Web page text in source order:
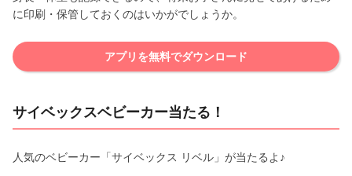
に印刷・保管しておくのはいかがでしょうか。
アプリを無料でダウンロード
サイベックスベビーカー当たる！
人気のベビーカー「サイベックス リベル」が当たるよ♪